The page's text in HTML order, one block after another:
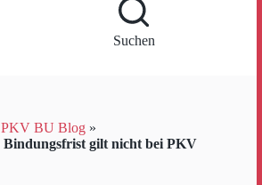
Suchen
PKV BU Blog »
Bindungsfrist gilt nicht bei PKV